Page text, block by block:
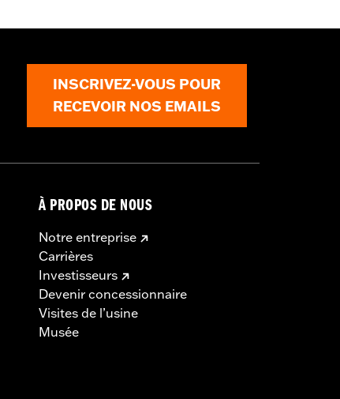
INSCRIVEZ-VOUS POUR
RECEVOIR NOS EMAILS
À PROPOS DE NOUS
Notre entreprise
Carrières
Investisseurs
Devenir concessionnaire
Visites de l’usine
Musée